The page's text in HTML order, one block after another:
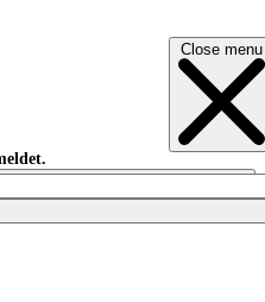
Close menu
Anmelden